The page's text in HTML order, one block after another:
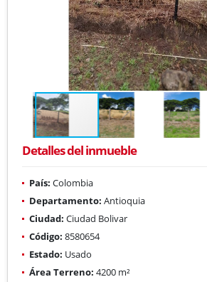
Detalles del inmueble
País: Colombia
Departamento: Antioquia
Ciudad: Ciudad Bolivar
Código: 8580654
Estado: Usado
Área Terreno: 4200 m²